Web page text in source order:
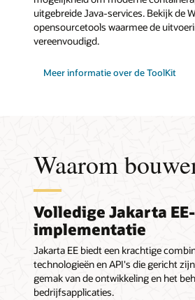
uitgebreide Java-services. Bekijk de
opensourcetools waarmee de
vereenvoudigd.
Meer informatie over de ToolKit
Waarom
Volledige Jakarta EE-
implementatie
Jakarta EE biedt een krachtige
technologieën en API's die gericht
gemak van de ontwikkeling en het
bedrijfsapplicaties.